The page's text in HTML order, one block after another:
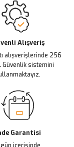
Alışveriş
alışverişlerinde 256
Güvenlik sistemini
Garantisi